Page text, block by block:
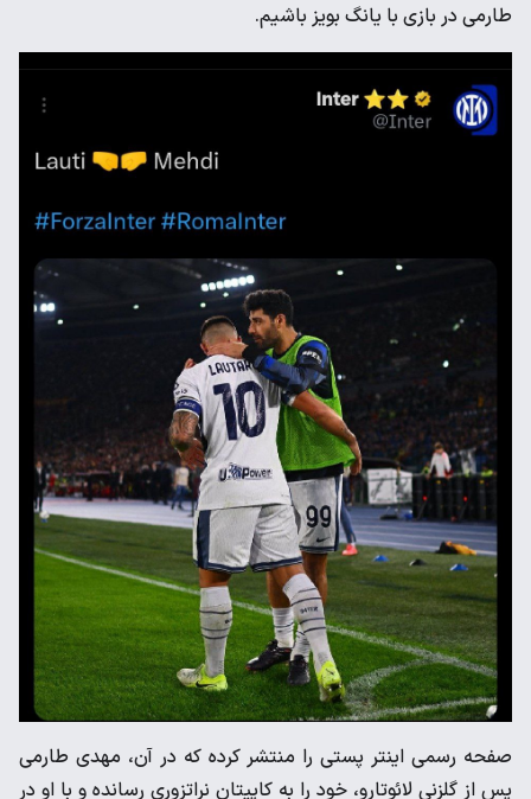
طارمی در بازی با یانگ بویز باشیم.
صفحه رسمی اینتر پستی را منتشر کرده که در آن، مهدی طارمی
پس از گلزنی لائوتارو، خود را به کاپیتان نراتزوری رسانده و با او در